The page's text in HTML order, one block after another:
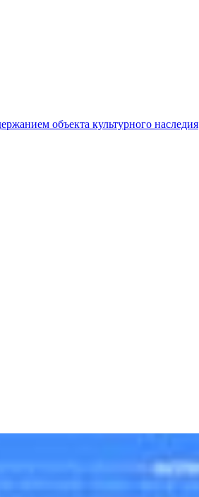
объекта культурного наследия